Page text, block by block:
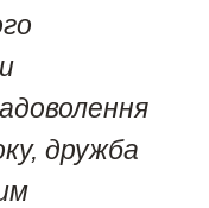
дружба